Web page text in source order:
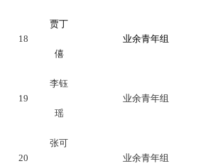
18
贾丁
僖
业余青年组
19
李钰
瑶
业余青年组
20
张可
业余青年组